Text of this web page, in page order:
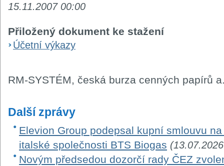
15.11.2007 00:00
Přiložený dokument ke stažení
Účetní výkazy
RM-SYSTÉM, česká burza cenných papírů
Další zprávy
Elevion Group podepsal kupní smlouvu
italské společnosti BTS Biogas
Novým předsedou dozorčí rady ČEZ